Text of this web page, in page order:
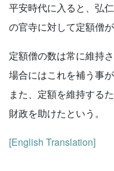
平安時代に入ると、弘
の官寺に対して定額僧が
定額僧の数は常に維持
場合にはこれを補う事が
また、定額を維持する
財政を助けたという。
[English Translation]